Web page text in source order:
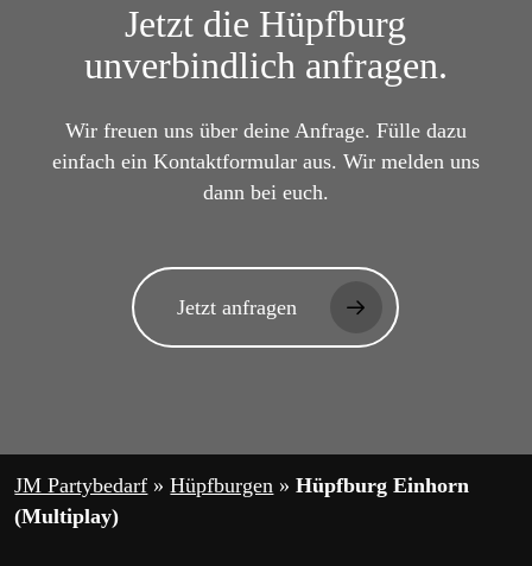
Jetzt die Hüpfburg
unverbindlich anfragen.
Wir freuen uns über deine Anfrage. Fülle dazu
einfach ein Kontaktformular aus. Wir melden uns
dann bei euch.
Jetzt anfragen
JM Partybedarf »Hüpfburgen »Hüpfburg Einhorn
(Multiplay)